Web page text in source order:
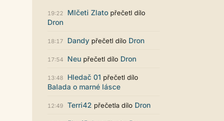
myslím také už v pořádku,
perfektní práce :)
Singularis
30.07. 06:19
Líbí se mi tmavá varianta nového
vzhledu. Na některých místech
jsou sice mezi prvky příliš velké
mezery, ale když mě to bude štvát,
určitě to půjde upravit místním
stylem... Celkově je styl dobře
19:22 Mlčeti Zlato přečetl dílo
Dron
18:17 Dandy přečetl dílo Dron
17:54 Neu přečetl dílo Dron
13:48 Hledač 01 přečetl dílo
Balada o marné lásce
12:49 Terri42 přečetla dílo Dron